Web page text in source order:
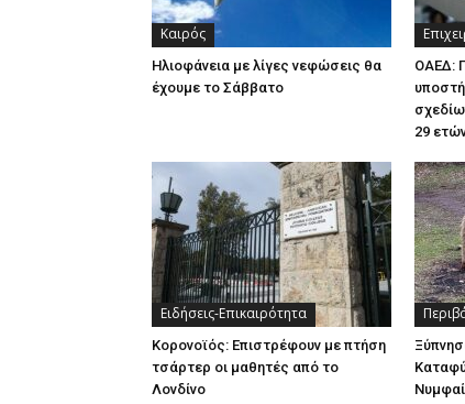
Καιρός
Ηλιοφάνεια με λίγες νεφώσεις θα
έχουμε το Σάββατο
ΟΑΕΔ:
29
Ειδήσεις-Επικαιρότητα
Κορονοϊός: Επιστρέφουν με πτήση
τσάρτερ οι μαθητές από το
Λονδίνο